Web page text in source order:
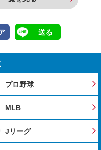
送る
プロ野球
MLB
Jリーグ